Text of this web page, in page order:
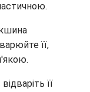
її,
її